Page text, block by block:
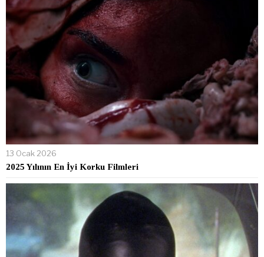
13 Ocak 2026
2025 Yılının En İyi Korku Filmleri